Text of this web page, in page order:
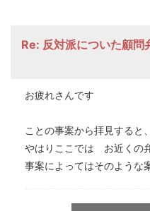
Re: 反対派についた顧問
お疲れさんです
ことの事案から拝見すると
やはりここでは お近くの
事案によってはそのような